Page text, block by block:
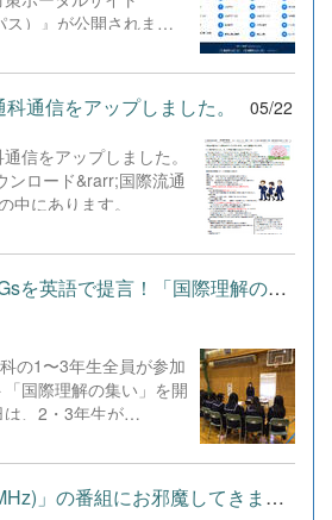
の文化遺産や、かつて
熱心に聞き入っていま
、日本のアニメや四季
日本の魅力を伝える7
ハーサルでは不安げだ
ではしっかりと準備の
発音で堂々と想いを届
た。 その後、Zoomの
り上がる生徒たちの顔
ぼれていました。最後
ス）』が公開されまし
州以南の商業高校な
学校へ郵送にて案内ポ
した。 このポータル
（HTML）が利用可能
までに開発したアプリ
ュームを誇ります。今
収・集計することで、
や、より実用的な機能
です。 集まっ
のようなものか」を分
い分野や課題が見つか
コンテンツの内容をよ
ップグレードするため
生徒はもちろん、他校
科通信をアップしました。 05/22
信をアップしました。
ンロード&rarr;国際流通
中にあります。
【国際教養科】SDGsを英語で提言！「国際理解の集い」を開催
の1〜3年生全員が参加
国際理解の集い」を開
、2・3年生が
準備してきた英語プレ
成を披露する日です。
の目標から自らテーマ
「FM e-niwa (77.8MHz)」の番組にお邪魔してきました！